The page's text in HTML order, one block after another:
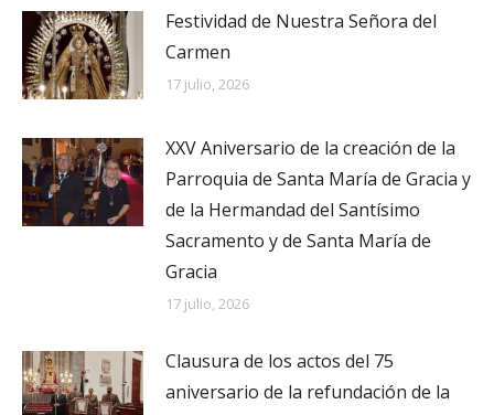
Festividad de Nuestra Señora del
Carmen
17 julio, 2026
XXV Aniversario de la creación de la
Parroquia de Santa María de Gracia y
de la Hermandad del Santísimo
Sacramento y de Santa María de
Gracia
17 julio, 2026
Clausura de los actos del 75
aniversario de la refundación de la